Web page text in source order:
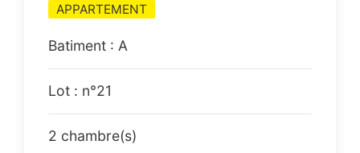
APPARTEMENT
Batiment : A
Lot : n°21
2 chambre(s)